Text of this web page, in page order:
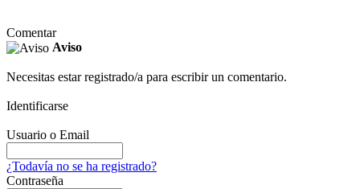
Comentar
Aviso
Necesitas estar registrado/a para escribir un comentario.
Identificarse
Usuario o Email
¿Todavía no se ha registrado?
Contraseña